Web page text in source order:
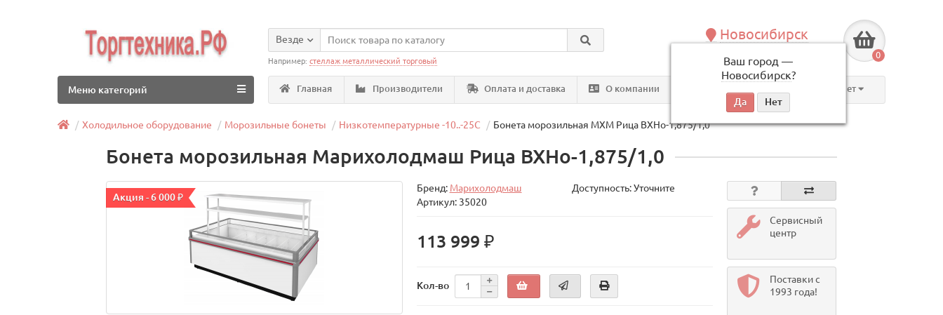
Новосибирск
Ваш город —
Новосибирск?
по будням, с 09:00 до 18:00
0
Везде
Например:стеллаж металлический торговый
Главная Производители Оплата и доставка О компании Личный кабинет
Меню категорий
Холодильное оборудование Морозильные бонеты Низкотемпературные -10..-25C Бонета морозильная МХМ Рица ВХНо-1,875/1,0
Бонета морозильная Марихолодмаш Рица ВХНо-1,875/1,0
Акция - 6 000 ₽
Бренд: Марихолодмаш
Доступность: Уточните
Артикул: 35020
113 999 ₽
Кол-во
Сервисный
центр
Поставки с
1993 года!